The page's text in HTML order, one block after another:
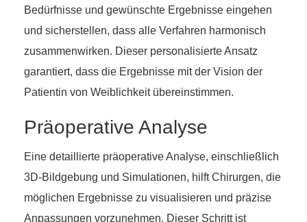
Bedürfnisse und gewünschte Ergebnisse eingehen
und sicherstellen, dass alle Verfahren harmonisch
zusammenwirken. Dieser personalisierte Ansatz
garantiert, dass die Ergebnisse mit der Vision der
Patientin von Weiblichkeit übereinstimmen.
Präoperative Analyse
Eine detaillierte präoperative Analyse, einschließlich
3D-Bildgebung und Simulationen, hilft Chirurgen, die
möglichen Ergebnisse zu visualisieren und präzise
Anpassungen vorzunehmen. Dieser Schritt ist